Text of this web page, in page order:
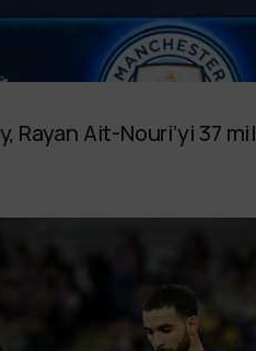
Rayan Ait-Nouri’yi 37